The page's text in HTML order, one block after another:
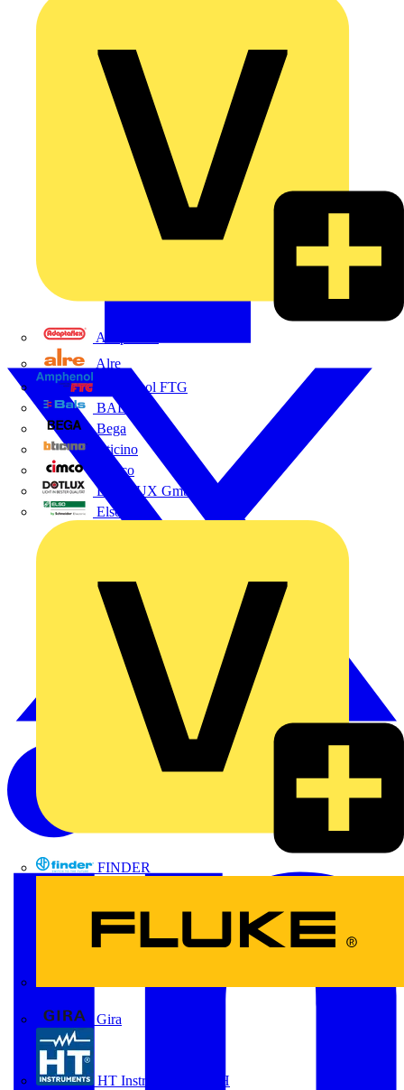
Adaptaflex
Alre
Amphenol FTG
BALS
Bega
Bticino
Cimco
DOTLUX GmbH
Elso
FINDER
Gira
HT Instruments GmbH